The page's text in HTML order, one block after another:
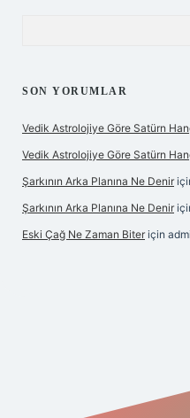
SON YORUMLAR
Vedik Astrolojiye Göre Satürn
Vedik Astrolojiye Göre Satürn
Şarkının Arka Planına Ne Denir
Şarkının Arka Planına Ne Denir
Eski Çağ Ne Zaman Biter için